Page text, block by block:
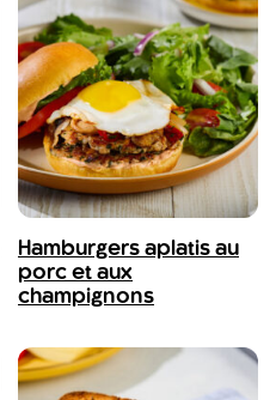
Hamburgers aplatis au
porc et aux
champignons